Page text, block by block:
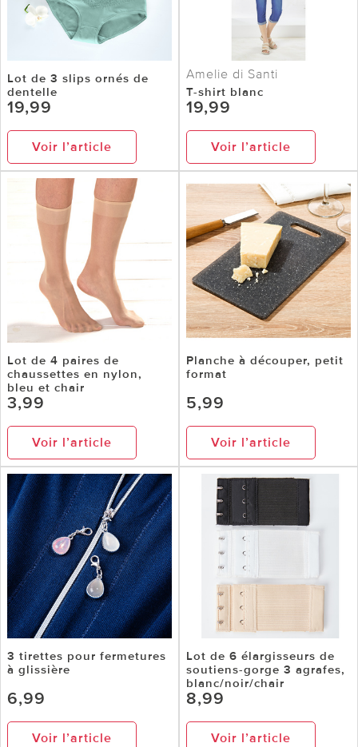
Lot de 3 slips ornés de
dentelle
19,99
Voir l’article
Amelie di Santi
T-shirt blanc
19,99
Voir l’article
Lot de 4 paires de
chaussettes en nylon,
bleu et chair
3,99
Voir l’article
Planche à découper, petit
format
5,99
Voir l’article
3 tirettes pour fermetures
à glissière
6,99
Voir l’article
Lot de 6 élargisseurs de
soutiens-gorge 3 agrafes,
blanc/noir/chair
8,99
Voir l’article